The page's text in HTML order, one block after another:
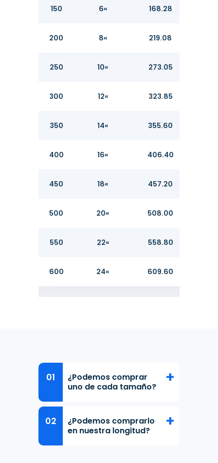
150 6« 168.28
200 8« 219.08
250 10« 273.05
300 12« 323.85
350 14« 355.60
400 16« 406.40
450 18« 457.20
500 20« 508.00
550 22« 558.80
600 24« 609.60
¿Podemos comprar
uno de cada tamaño?
¿Podemos comprarlo
en nuestra longitud?